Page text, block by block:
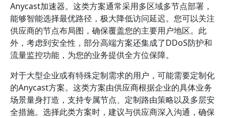
Anycast加速器。这类方案通常采用多区域多节点部署，
能够智能选择最优路径，极大降低访问延迟。您可以关注
供应商的节点布局图，确保覆盖您的主要用户地区。此
外，考虑到安全性，部分高端方案还集成了DDoS防护和
流量监控功能，为您的业务提供全方位保障。
对于大型企业或有特殊定制需求的用户，可能需要定制化
的Anycast方案。这类方案由供应商根据企业的具体业务
场景量身打造，支持专属节点、定制路由策略以及多层安
全措施。选择此类方案时，建议与供应商深入沟通，确保